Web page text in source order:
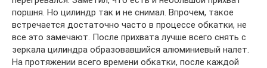
поршня. Но цилиндр так и не снимал. Впрочем, такое
встречается достаточно часто в процессе обкатки, не
все это замечают. После прихвата лучше всего снять с
зеркала цилиндра образовавшийся алюминиевый налет.
На протяжении всего времени обкатки, после каждой